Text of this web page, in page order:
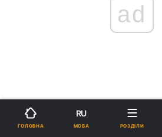
ad
ГОЛОВНА
RU
МОВА РОЗДІЛИ